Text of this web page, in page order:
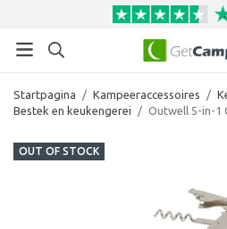
Startpagina / Kampeeraccessoires /
Bestek en keukengerei
/ Outwell 5-in-1
OUT OF STOCK